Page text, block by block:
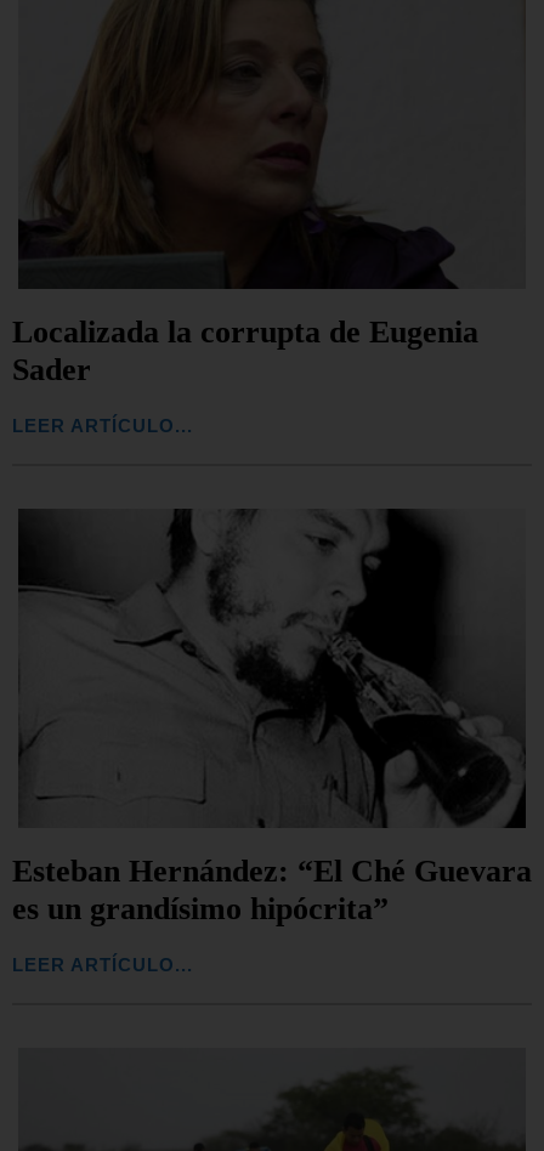
Localizada la corrupta de Eugenia
Sader
LEER ARTÍCULO...
Esteban Hernández: “El Ché Guevara
es un grandísimo hipócrita”
LEER ARTÍCULO...